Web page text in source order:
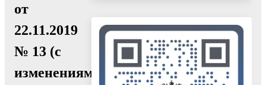
от
22.11.2019
№ 13 (с
изменениями